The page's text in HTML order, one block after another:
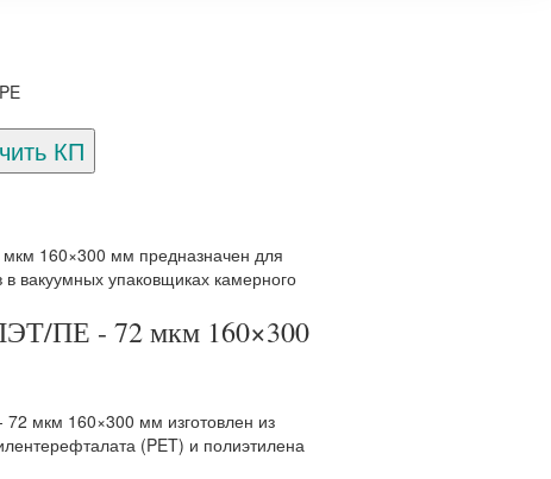
160×300 мм предназначен для
в вакуумных упаковщиках камерного
ПЕ - 72 мкм 160×300
мкм 160×300 мм изготовлен из
(PET) и полиэтилена